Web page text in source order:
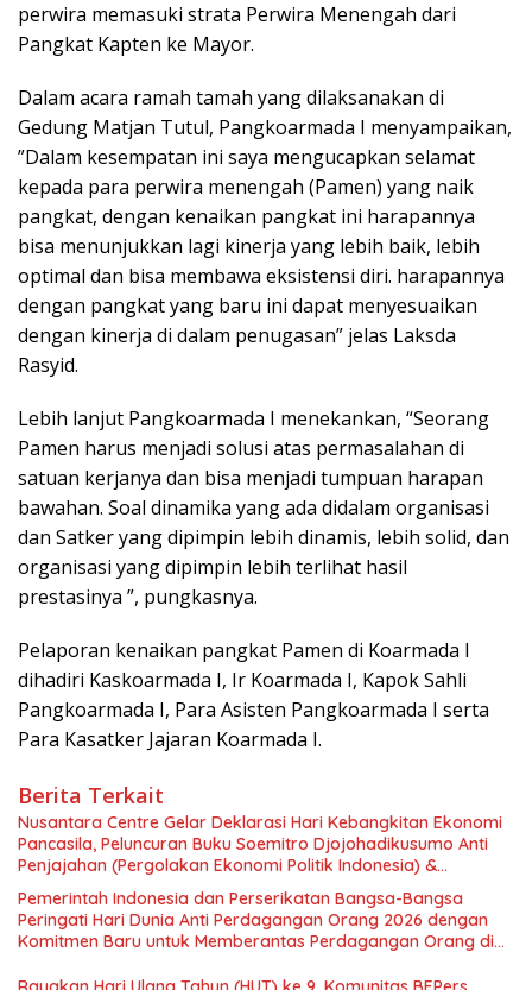
perwira memasuki strata Perwira Menengah dari
Pangkat Kapten ke Mayor.
Dalam acara ramah tamah yang dilaksanakan di
Gedung Matjan Tutul, Pangkoarmada I menyampaikan,
”Dalam kesempatan ini saya mengucapkan selamat
kepada para perwira menengah (Pamen) yang naik
pangkat, dengan kenaikan pangkat ini harapannya
bisa menunjukkan lagi kinerja yang lebih baik, lebih
optimal dan bisa membawa eksistensi diri. harapannya
dengan pangkat yang baru ini dapat menyesuaikan
dengan kinerja di dalam penugasan” jelas Laksda
Rasyid.
Lebih lanjut Pangkoarmada I menekankan, “Seorang
Pamen harus menjadi solusi atas permasalahan di
satuan kerjanya dan bisa menjadi tumpuan harapan
bawahan. Soal dinamika yang ada didalam organisasi
dan Satker yang dipimpin lebih dinamis, lebih solid, dan
organisasi yang dipimpin lebih terlihat hasil
prestasinya ”, pungkasnya.
Pelaporan kenaikan pangkat Pamen di Koarmada I
dihadiri Kaskoarmada I, Ir Koarmada I, Kapok Sahli
Pangkoarmada I, Para Asisten Pangkoarmada I serta
Para Kasatker Jajaran Koarmada I.
Berita Terkait
Nusantara Centre Gelar Deklarasi Hari Kebangkitan Ekonomi
Pancasila, Peluncuran Buku Soemitro Djojohadikusumo Anti
Penjajahan (Pergolakan Ekonomi Politik Indonesia) &
Simposium Nasional “Urgensi Undang-Undang Perekonomian
Nasional dan Kesejahteraan Sosial dalam Menata Bangsa
Menuju Indonesia Emas 2045”,
Pemerintah Indonesia dan Perserikatan Bangsa-Bangsa
Peringati Hari Dunia Anti Perdagangan Orang 2026 dengan
Komitmen Baru untuk Memberantas Perdagangan Orang di